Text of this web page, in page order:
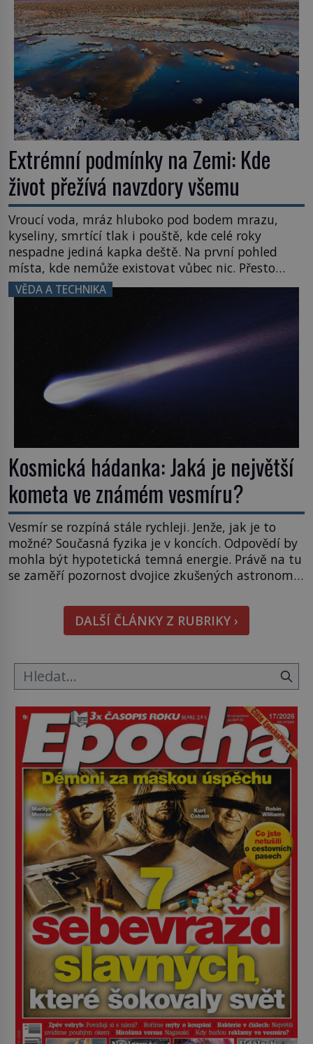
Extrémní podmínky na Zemi: Kde
život přežívá navzdory všemu
Vroucí voda, mráz hluboko pod bodem mrazu,
kyseliny, smrtící tlak i pouště, kde celé roky
nespadne jediná kapka deště. Na první pohled
místa, kde nemůže existovat vůbec nic. Přesto
právě tady vědci objevují organismy, které
posouvají hranice života. Každý nový nález mění
napovídá, kde bychom jednou […]
VĚDA A TECHNIKA
Kosmická hádanka: Jaká je největší
kometa ve známém vesmíru?
Vesmír se rozpíná stále rychleji. Jenže, jak je to
možné? Současná fyzika je v koncích. Odpovědí by
mohla být hypotetická temná energie. Právě na tu
se zaměří pozornost dvojice zkušených astronomů.
hmatatelnějšího. Naprosto rekordní kometu!
Astronomové Pedro Bernardinelli a Gary Bernstein
mravenčí prací zkoumají archivní snímky v rámci
DALŠÍ ČLÁNKY Z RUBRIKY ›